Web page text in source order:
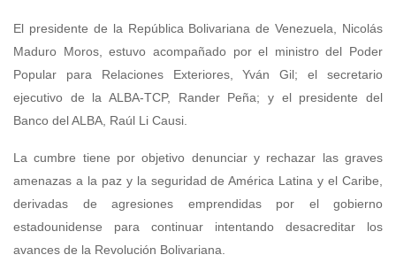
El presidente de la República Bolivariana de Venezuela, Nicolás
Maduro Moros, estuvo acompañado por el ministro del Poder
Popular para Relaciones Exteriores, Yván Gil; el secretario
ejecutivo de la ALBA-TCP, Rander Peña; y el presidente del
Banco del ALBA, Raúl Li Causi.
La cumbre tiene por objetivo denunciar y rechazar las graves
amenazas a la paz y la seguridad de América Latina y el Caribe,
derivadas de agresiones emprendidas por el gobierno
estadounidense para continuar intentando desacreditar los
avances de la Revolución Bolivariana.